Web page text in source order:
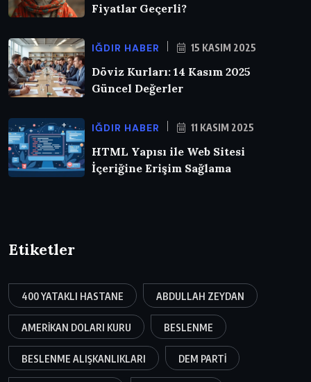
Fiyatlar Geçerli?
IĞDIR HABER 15 KASIM 2025
Döviz Kurları: 14 Kasım 2025
Güncel Değerler
IĞDIR HABER 11 KASIM 2025
HTML Yapısı ile Web Sitesi
İçeriğine Erişim Sağlama
Etiketler
400 YATAKLI HASTANE ABDULLAH ZEYDAN
AMERIKAN DOLARI KURU BESLENME
BESLENME ALIŞKANLIKLARI DEM PARTI